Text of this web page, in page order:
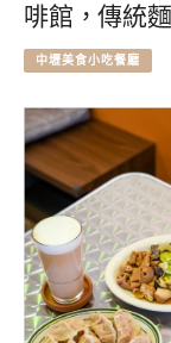
啡館，傳統
中壢美食小吃餐廳